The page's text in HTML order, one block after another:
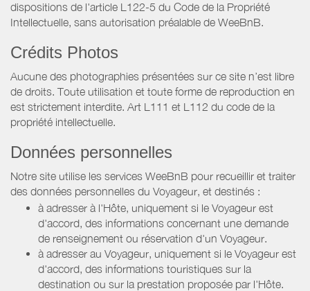
dispositions de l'article L122-5 du Code de la Propriété
Intellectuelle, sans autorisation préalable de WeeBnB.
Crédits Photos
Aucune des photographies présentées sur ce site n’est libre
de droits. Toute utilisation et toute forme de reproduction en
est strictement interdite. Art L111 et L112 du code de la
propriété intellectuelle.
Données personnelles
Notre site utilise les services WeeBnB pour recueillir et traiter
des données personnelles du Voyageur, et destinés :
à adresser à l'Hôte, uniquement si le Voyageur est
d'accord, des informations concernant une demande
de renseignement ou réservation d'un Voyageur.
à adresser au Voyageur, uniquement si le Voyageur est
d'accord, des informations touristiques sur la
destination ou sur la prestation proposée par l'Hôte.